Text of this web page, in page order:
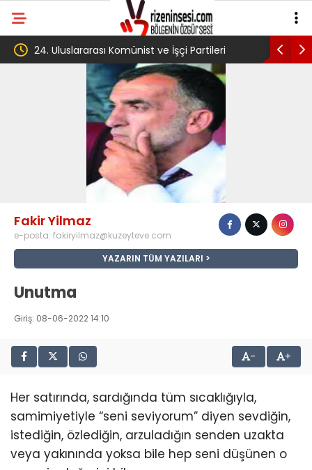
24. Uluslararası Komünist ve İşçi Partileri
toplantısı Havana’da başladı
Fakir Yilmaz
e-posta: fakiryilmaz@kuzeyteve.com
YAZARIN TÜM YAZILARI
Unutma
Giriş: 08-06-2022 14:10
- +
Her satırında, sardığında tüm sıcaklığıyla,
samimiyetiyle “seni seviyorum” diyen sevdiğin,
istediğin, özlediğin, arzuladığın senden uzakta
veya yakınında yoksa bile hep seni düşünen o